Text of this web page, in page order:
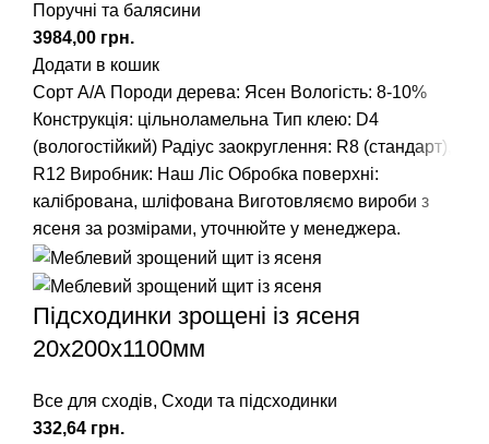
Поручні та балясини
грн.
Додати в кошик
Сорт А/А Породи дерева: Ясен Вологість: 8-10%
Конструкція: цільноламельна Тип клею: D4
(вологостійкий) Радіус заокруглення: R8 (стандарт),
R12 Виробник: Наш Ліс Обробка поверхні:
калібрована, шліфована Виготовляємо вироби з
ясеня за розмірами, уточнюйте у менеджера.
Підсходинки зрощені із ясеня
20x200x1100мм
Все для сходів, Сходи та підсходинки
грн.